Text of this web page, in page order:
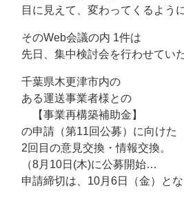
目に見えて、変わってくるよう
そのWeb会議の内 1件は
先日、集中検討会を行わせてい
千葉県木更津市内の
ある運送事業者様との
【事業再構築補助金】
の申請（第11回公募）に向けた
2回目の意見交換・情報交換。
（8月10日(木)に公募開始…
申請締切は、10月6日（金）とな